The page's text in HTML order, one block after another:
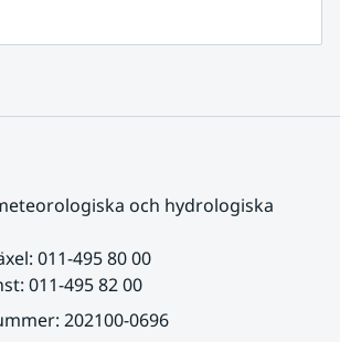
och hydrologiska
011-495 80 00
011-495 82 00
202100-0696